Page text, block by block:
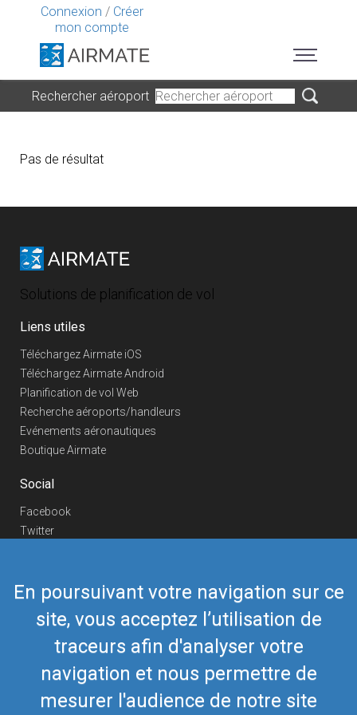
Connexion / Créer
mon compte
En poursuivant votre navigation sur ce
site, vous acceptez l’utilisation de
traceurs afin d'analyser votre
navigation et nous permettre de
mesurer l'audience de notre site
Rechercher aéroport
Pas de résultat
Solutions de planification de vol
Liens utiles
Téléchargez Airmate iOS
Téléchargez Airmate Android
Planification de vol Web
Recherche aéroports/handleurs
Evénements aéronautiques
Boutique Airmate
Social
Facebook
Twitter
Telegram
Nous contacter
Téléphone Europe +352 26441835
Téléphone US/Canada
418-592-8862
airmate@airmate.aero
(c) Myriel Aviation SA